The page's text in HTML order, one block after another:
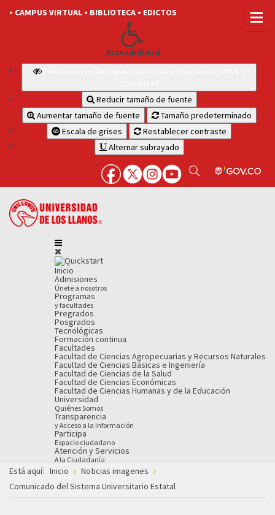
• CAMPUS VIRTUAL • BIBLIOTECA • EDICTOS
Accesibilidad
Reducir tamaño de fuente
Aumentar tamaño de fuente
Tamaño predeterminado
Escala de grises
Restablecer contraste
Alternar subrayado
Inicio
Admisiones
Únete a nosotros
Programas
y facultades
Pregrados
Posgrados
Tecnológicas
Formación continua
Facultades
Facultad de Ciencias Agropecuarias y Recursos Naturales
Facultad de Ciencias Básicas e Ingeniería
Facultad de Ciencias de la Salud
Facultad de Ciencias Económicas
Facultad de Ciencias Humanas y de la Educación
Universidad
Quiénes Somos
Transparencia
y Acceso a la información
Participa
Espacio ciudadano
Atención y Servicios
A la Ciudadanía
Está aquí: Inicio
Noticias imagenes
Comunicado del Sistema Universitario Estatal